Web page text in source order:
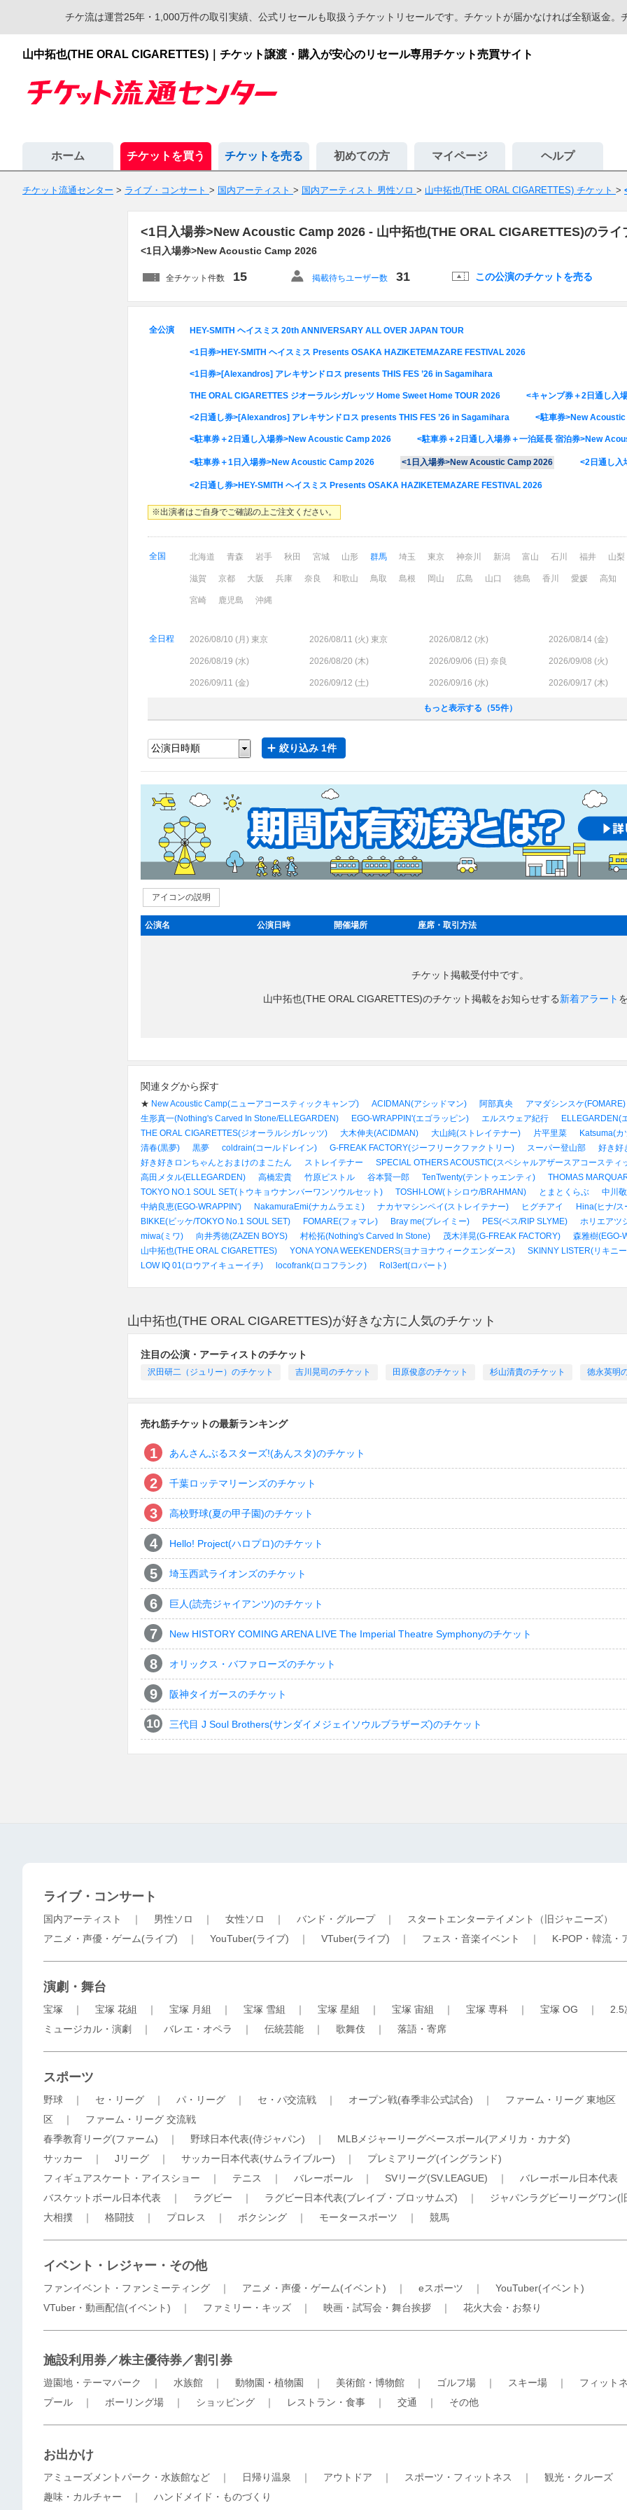
チケ流は運営25年・1,000万件の取引実績、公式リセールも取扱うチケットリセールです。チケットが届かなければ全額返金
山中拓也(THE ORAL CIGARETTES)｜チケット譲渡・購入が安心のリセール専用チケット売買サイト
ホーム チケットを買う チケットを売る 初めての方 マイページ ヘルプ
チケット流通センター > ライブ・コンサート > 国内アーティスト > 国内アーティスト 男性ソロ > 山中拓也(THE ORAL CIGARETTES) チケット >
<1日入場券>New Acoustic Camp 2026 - 山中拓也(THE ORAL CIGARETTES)のライ
<1日入場券>New Acoustic Camp 2026
全チケット件数 15 掲載待ちユーザー数 31 この公演のチケットを売る
全公演 HEY-SMITH ヘイスミス 20th ANNIVERSARY ALL OVER JAPAN TOUR
<1日券>HEY-SMITH ヘイスミス Presents OSAKA HAZIKETEMAZARE FESTIVAL 2026
<1日券>[Alexandros] アレキサンドロス presents THIS FES ’26 in Sagamihara
THE ORAL CIGARETTES ジオーラルシガレッツ Home Sweet Home TOUR 2026 <キャンプ券＋2日通し入
<2日通し券>[Alexandros] アレキサンドロス presents THIS FES ’26 in Sagamihara <駐車券>New
<駐車券＋2日通し入場券>New Acoustic Camp 2026 <駐車券＋2日通し入場券＋一泊延長 宿泊券>New
<駐車券＋1日入場券>New Acoustic Camp 2026 <1日入場券>New Acoustic Camp 2026 <2日通し
<2日通し券>HEY-SMITH ヘイスミス Presents OSAKA HAZIKETEMAZARE FESTIVAL 2026
※出演者はご自身でご確認の上ご注文ください。
全国 北海道 青森 岩手 秋田 宮城 山形 群馬 埼玉 東京 神奈川 新潟 富山 石川 福井 山梨
滋賀 京都 大阪 兵庫 奈良 和歌山 鳥取 島根 岡山 広島 山口 徳島 香川 愛媛 高知
宮崎 鹿児島 沖縄
全日程 2026/08/10 (月 ) 東京 2026/08/11 (火) 東京 2026/08/12 (水) 2026/08/14 (金)
2026/08/19 (水) 2026/08/20 (木) 2026/09/06 ( 日 ) 奈良 2026/09/08 (火)
2026/09/11 (金) 2026/09/12 (土) 2026/09/16 (水) 2026/09/17 (木)
もっと表示する（55件）
絞り込み 1件
アイコンの説明
公演名 公演日時 開催場所 座席・取引方法
チケット掲載受付中です。
山中拓也(THE ORAL CIGARETTES)のチケット掲載をお知らせする新着アラート
関連タグから探す
★ New Acoustic Camp(ニューアコースティックキャンプ) ACIDMAN(アシッドマン) 阿部真央
アマダシンスケ(FOMARE)
生形真一(Nothing's Carved In Stone/ELLEGARDEN)
EGO-WRAPPIN'(エゴラッピン) エルスウェア紀行
ELLEGARDEN(
THE ORAL CIGARETTES(ジオーラルシガレッツ)
大木伸夫(ACIDMAN) 大山純(ストレイテナー) 片平里菜
Katsuma(
清春(黒夢)
黒夢 coldrain(コールドレイン) G-FREAK FACTORY(ジーフリークファクトリー) スーパー登山部
好き好
好き好きロンちゃんとおまけのまこたん
ストレイテナー
SPECIAL OTHERS ACOUSTIC(スペシャルアザースアコースティ
高田メタル(ELLEGARDEN)
高橋宏貴 竹原ピストル 谷本賢一郎 TenTwenty(テントゥエンティ)
THOMAS
TOKYO NO.1 SOUL SET(トウキョウナンバーワンソウルセット)
TOSHI-LOW(トシロウ/BRAHMAN) とまとくらぶ
中川
中納良恵(EGO-WRAPPIN')
NakamuraEmi(ナカムラエミ) ナカヤマシンペイ(ストレイテナー) ヒグチアイ
Hina(ヒナ/
BIKKE(ビッケ/TOKYO No.1 SOUL SET)
FOMARE(フォマレ) Bray me(ブレイミー) PES(ペス/RIP SLYME)
ホリエアツ
miwa(ミワ)
向井秀徳(ZAZEN BOYS) 村松拓(Nothing's Carved In Stone) 茂木洋晃(G-FREAK FACTORY)
森雅樹(EGO-
山中拓也(THE ORAL CIGARETTES)
YONA YONA WEEKENDERS(ヨナヨナウィークエンダース)
SKINNY LISTER(リキニ
LOW IQ 01(ロウアイキューイチ)
locofrank(ロコフランク) Rol3ert(ロバート)
山中拓也(THE ORAL CIGARETTES)が好きな方に人気のチケット
注目の公演・アーティストのチケット
沢田研二（ジュリー）のチケット 吉川晃司のチケット 田原俊彦のチケット 杉山清貴のチケット 徳永英明
売れ筋チケットの最新ランキング
あんさんぶるスターズ!(あんスタ)のチケット
千葉ロッテマリーンズのチケット
高校野球(夏の甲子園)のチケット
Hello! Project(ハロプロ)のチケット
埼玉西武ライオンズのチケット
巨人(読売ジャイアンツ)のチケット
New HISTORY COMING ARENA LIVE The Imperial Theatre Symphonyのチケット
オリックス・バファローズのチケット
阪神タイガースのチケット
三代目 J Soul Brothers(サンダイメジェイソウルブラザーズ)のチケット
ライブ・コンサート
国内アーティスト ｜ 男性ソロ ｜ 女性ソロ ｜ バンド・グループ｜ スタートエンターテイメント（旧ジャニーズ）
アニメ・声優・ゲーム(ライブ) ｜ YouTuber(ライブ) ｜ VTuber(ライブ) ｜ フェス・音楽イベント ｜ K-POP・韓流・
演劇・舞台
宝塚 ｜ 宝塚 花組 ｜ 宝塚 月組 ｜ 宝塚 雪組 ｜ 宝塚 星組 ｜ 宝塚 宙組 ｜ 宝塚 専科 ｜ 宝塚 OG ｜ 2.5
ミュージカル・演劇
｜ バレエ・オペラ ｜ 伝統芸能 ｜ 歌舞伎 ｜ 落語・寄席
スポーツ
野球 ｜ セ・リーグ ｜ パ・リーグ ｜ セ・パ交流戦 ｜ オープン戦(春季非公式試合) ｜ ファーム・リーグ 東地区
区 ｜ ファーム・リーグ 交流戦
春季教育リーグ(ファーム) ｜ 野球日本代表(侍ジャパン) ｜ MLBメジャーリーグベースボール(アメリカ・カナダ)
サッカー ｜ Jリーグ ｜ サッカー日本代表(サムライブルー) ｜ プレミアリーグ(イングランド)
フィギュアスケート・アイスショー ｜ テニス ｜ バレーボール ｜ SVリーグ(SV.LEAGUE) ｜ バレーボール日本代表
バスケットボール日本代表 ｜ ラグビー ｜ ラグビー日本代表(ブレイブ・ブロッサムズ) ｜ ジャパンラグビーリーグワン(
大相撲 ｜ 格闘技 ｜ プロレス ｜ ボクシング ｜ モータースポーツ ｜ 競馬
イベント・レジャー・その他
ファンイベント・ファンミーティング ｜ アニメ・声優・ゲーム(イベント) ｜ eスポーツ ｜ YouTuber(イベント)
VTuber・動画配信(イベント) ｜ ファミリー・キッズ ｜ 映画・試写会・舞台挨拶 ｜ 花火大会・お祭り
施設利用券／株主優待券／割引券
遊園地・テーマパーク ｜ 水族館 ｜ 動物園・植物園 ｜ 美術館・博物館 ｜ ゴルフ場 ｜ スキー場 ｜ フィット
プール ｜ ボーリング場 ｜ ショッピング ｜ レストラン・食事 ｜ 交通 ｜ その他
お出かけ
アミューズメントパーク・水族館など ｜ 日帰り温泉 ｜ アウトドア ｜ スポーツ・フィットネス ｜ 観光・クルーズ
趣味・カルチャー ｜ ハンドメイド・ものづくり